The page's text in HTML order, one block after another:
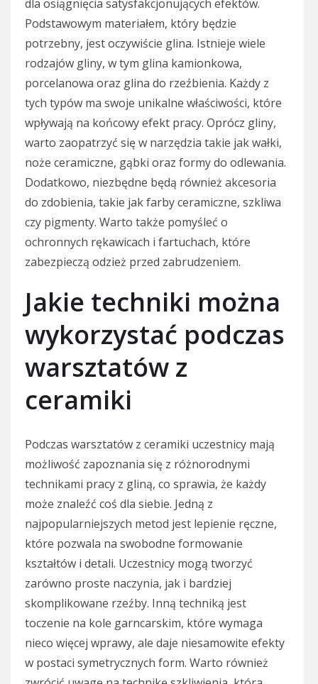
dla osiągnięcia satysfakcjonujących efektów.
Podstawowym materiałem, który będzie
potrzebny, jest oczywiście glina. Istnieje wiele
rodzajów gliny, w tym glina kamionkowa,
porcelanowa oraz glina do rzeźbienia. Każdy z
tych typów ma swoje unikalne właściwości, które
wpływają na końcowy efekt pracy. Oprócz gliny,
warto zaopatrzyć się w narzędzia takie jak wałki,
noże ceramiczne, gąbki oraz formy do odlewania.
Dodatkowo, niezbędne będą również akcesoria
do zdobienia, takie jak farby ceramiczne, szkliwa
czy pigmenty. Warto także pomyśleć o
ochronnych rękawicach i fartuchach, które
zabezpieczą odzież przed zabrudzeniem.
Jakie techniki można
wykorzystać podczas
warsztatów z
ceramiki
Podczas warsztatów z ceramiki uczestnicy mają
możliwość zapoznania się z różnorodnymi
technikami pracy z gliną, co sprawia, że każdy
może znaleźć coś dla siebie. Jedną z
najpopularniejszych metod jest lepienie ręczne,
które pozwala na swobodne formowanie
kształtów i detali. Uczestnicy mogą tworzyć
zarówno proste naczynia, jak i bardziej
skomplikowane rzeźby. Inną techniką jest
toczenie na kole garncarskim, które wymaga
nieco więcej wprawy, ale daje niesamowite efekty
w postaci symetrycznych form. Warto również